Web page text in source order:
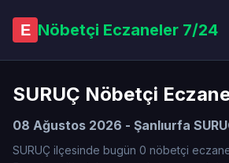
E Nöbetçi Eczaneler 7/24
SURUÇ Nöbetçi
08 Ağustos 2026 - Şanlıurfa
SURUÇ ilçesinde bugün 0 nöbetçi